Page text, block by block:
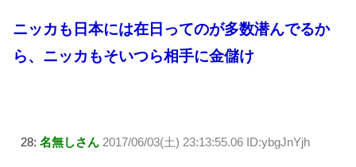
ニッカも日本には在日ってのが多数潜んでるか
ら、ニッカもそいつら相手に金儲け
28: 名無しさん 2017/06/03(土) 23:13:55.06 ID:ybgJnYjh